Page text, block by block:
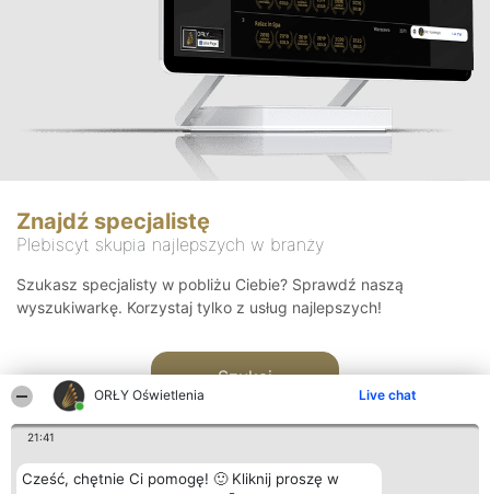
ORŁY Oświetlenia Live chat
21:41
Cześć, chętnie Ci pomogę! 🙂 Kliknij proszę w
Znajdź specjalistę
Plebiscyt skupia najlepszych w branży
Szukasz specjalisty w pobliżu Ciebie? Sprawdź naszą
wyszukiwarkę. Korzystaj tylko z usług najlepszych!
Szukaj